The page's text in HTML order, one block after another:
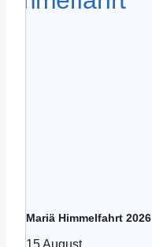
Mariä Himmelfahrt 2026